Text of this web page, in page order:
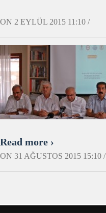
ON 2 EYLÜL 2015 11:10 /
Read more ›
ON 31 AĞUSTOS 2015 15:10 /